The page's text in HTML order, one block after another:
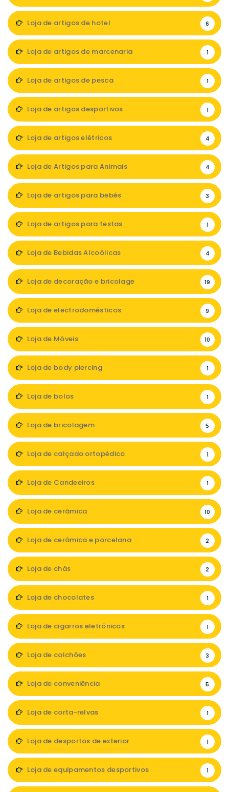
Loja de artigos de hotel 6
Loja de artigos de marcenaria 1
Loja de artigos de pesca 1
Loja de artigos desportivos 1
Loja de artigos elétricos 4
Loja de Artigos para Animais 4
Loja de artigos para bebés 3
Loja de artigos para festas 1
Loja de Bebidas Alcoólicas 4
Loja de decoração e bricolage 19
Loja de electrodomésticos 9
Loja de Móveis 10
Loja de body piercing 1
Loja de bolos 1
Loja de bricolagem 5
Loja de calçado ortopédico 1
Loja de Candeeiros 1
Loja de cerâmica 10
Loja de cerâmica e porcelana 2
Loja de chás 2
Loja de chocolates 1
Loja de cigarros eletrónicos 1
Loja de colchões 3
Loja de conveniência 5
Loja de corta-relvas 1
Loja de desportos de exterior 1
Loja de equipamentos desportivos 1